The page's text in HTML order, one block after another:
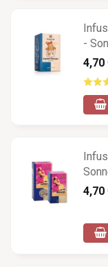
-
4,70
4,70